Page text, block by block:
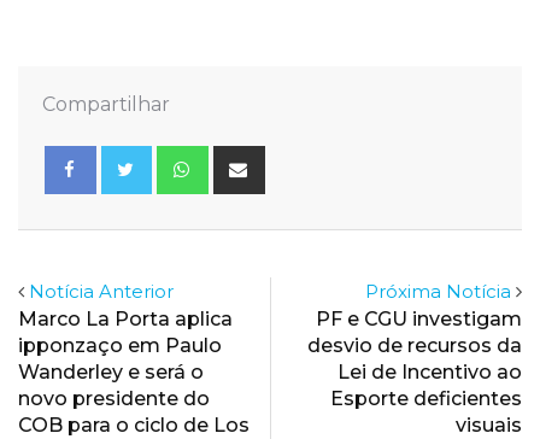
Compartilhar
Whatsapp
Notícia Anterior
Marco La Porta aplica
ipponzaço em Paulo
Wanderley e será o
novo presidente do
COB para o ciclo de Los
Próxima Notícia
PF e CGU investigam
desvio de recursos da
Lei de Incentivo ao
Esporte deficientes
visuais